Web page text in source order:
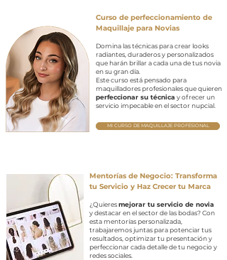
Curso de perfeccionamiento de
Maquillaje para Novias
Domina las técnicas para crear looks
radiantes, duraderos y personalizados
que harán brillar a cada una de tus novia
en su gran día.
Este curso está pensado para
maquilladores profesionales que quieren
perfeccionar su técnica y ofrecer un
servicio impecable en el sector nupcial.
MI CURSO DE MAQUILLAJE PROFESIONAL
Mentorías de Negocio: Transforma
tu Servicio y Haz Crecer tu Marca
¿Quieresmejorar tu servicio de novia
y destacar en el sector de las bodas? Con
esta mentorías personalizada,
trabajaremos juntas para potenciar tus
resultados, optimizar tu presentación y
perfeccionar cada detalle de tu negocio y
redes sociales.